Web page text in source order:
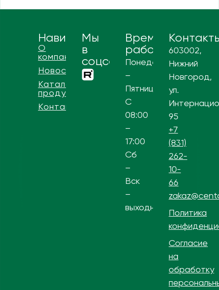
Навигация
О
компании
Новости
Каталог
продукции
Контакты
Мы
в
соцсетях
Время
работы
Понедельник
–
Пятница
С
08:00
–
17:00
Сб
–
Вск
–
выходной
603002,
Нижний
Новгород,
ул.
95
+7
(831)
262-
10-
66
Политика
Согласие
на
обработку